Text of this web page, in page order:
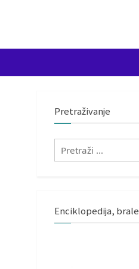
Pretraživanje
Pretraži:
Enciklopedija, brale